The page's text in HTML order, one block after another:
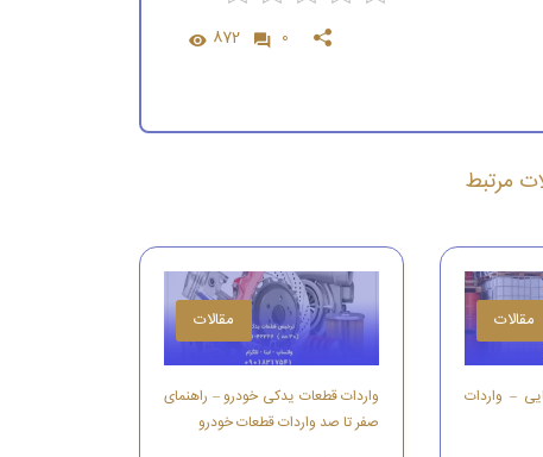
0
872
مرتبط
مقالات
– واردات
مقالات
واردات قطعات یدکی خودرو – راهنمای
صفر تا صد واردات قطعات خودرو